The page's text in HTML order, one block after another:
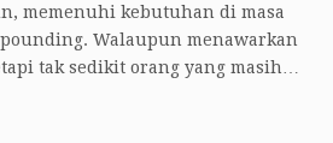
memenuhi kebutuhan di masa
Walaupun menawarkan
tak sedikit orang yang masih…